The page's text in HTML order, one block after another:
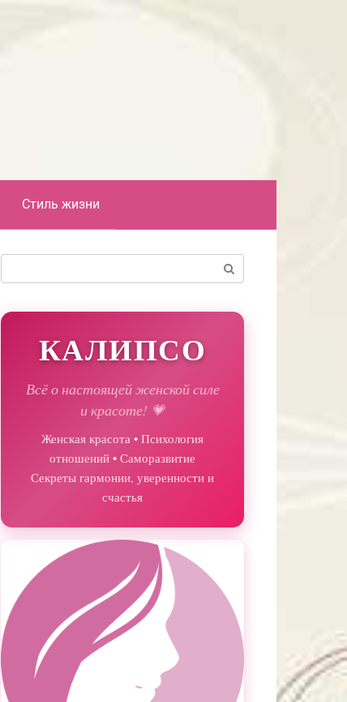
Стиль жизни
КАЛИПСО
Всё о настоящей женской силе
и красоте! 💗
Женская красота • Психология
отношений • Саморазвитие
Секреты гармонии, уверенности и
счастья